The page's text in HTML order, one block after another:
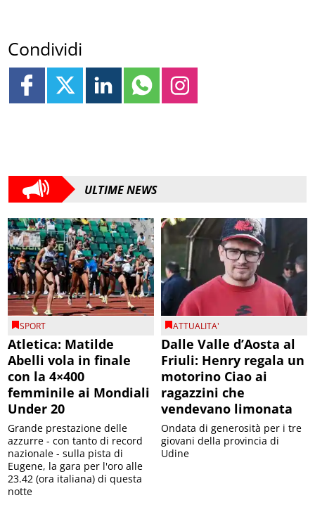
Condividi
ULTIME NEWS
SPORT
Atletica: Matilde
Abelli vola in finale
con la 4×400
femminile ai Mondiali
Under 20
Grande prestazione delle
azzurre - con tanto di record
nazionale - sulla pista di
Eugene, la gara per l'oro alle
23.42 (ora italiana) di questa
notte
ATTUALITA'
Dalle Valle d’Aosta al
Friuli: Henry regala un
motorino Ciao ai
ragazzini che
vendevano limonata
Ondata di generosità per i tre
giovani della provincia di
Udine